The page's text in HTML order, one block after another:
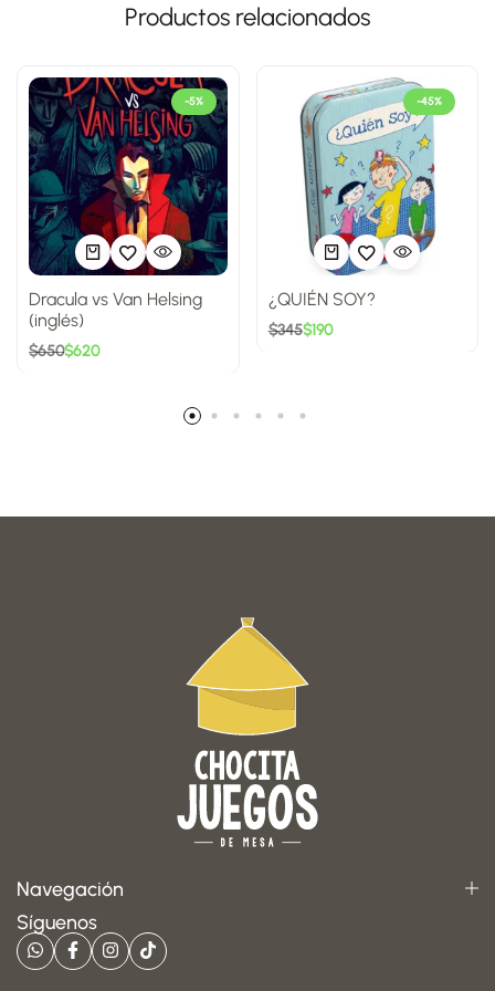
Productos relacionados
-5%
Dracula vs Van Helsing
(inglés)
$650$620
-45%
¿QUIÉN SOY?
$345$190
Navegación
Síguenos